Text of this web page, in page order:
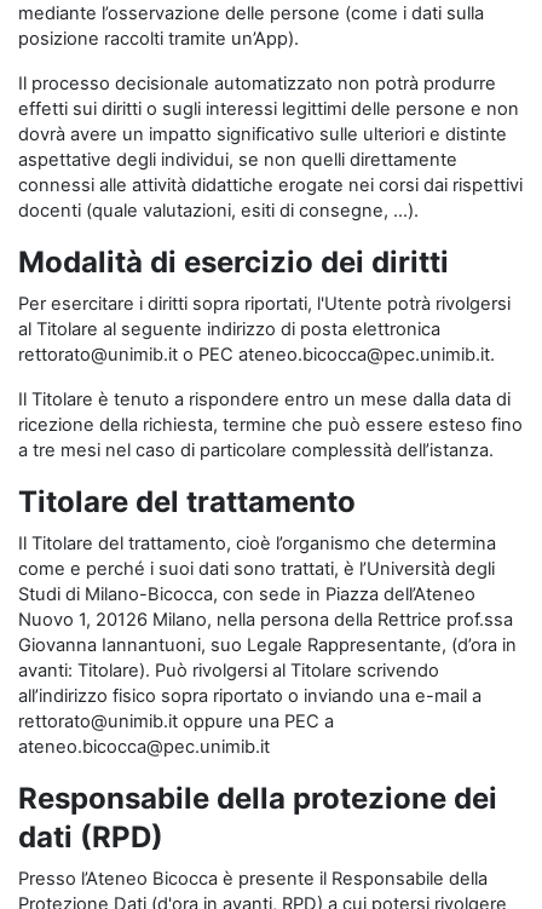
mediante l’osservazione delle persone (come i dati sulla
posizione raccolti tramite un’App).
Il processo decisionale automatizzato non potrà produrre
effetti sui diritti o sugli interessi legittimi delle persone e non
dovrà avere un impatto significativo sulle ulteriori e distinte
aspettative degli individui, se non quelli direttamente
connessi alle attività didattiche erogate nei corsi dai rispettivi
docenti (quale valutazioni, esiti di consegne, …).
Modalità di esercizio dei diritti
Per esercitare i diritti sopra riportati, l'Utente potrà rivolgersi
al Titolare al seguente indirizzo di posta elettronica
rettorato@unimib.it o PEC ateneo.bicocca@pec.unimib.it.
Il Titolare è tenuto a rispondere entro un mese dalla data di
ricezione della richiesta, termine che può essere esteso fino
a tre mesi nel caso di particolare complessità dell’istanza.
Titolare del trattamento
Il Titolare del trattamento, cioè l’organismo che determina
come e perché i suoi dati sono trattati, è l’Università degli
Studi di Milano-Bicocca, con sede in Piazza dell’Ateneo
Nuovo 1, 20126 Milano, nella persona della Rettrice prof.ssa
Giovanna Iannantuoni, suo Legale Rappresentante, (d’ora in
avanti: Titolare). Può rivolgersi al Titolare scrivendo
all’indirizzo fisico sopra riportato o inviando una e-mail a
rettorato@unimib.it oppure una PEC a
ateneo.bicocca@pec.unimib.it
Responsabile della protezione dei
dati (RPD)
Presso l’Ateneo Bicocca è presente il Responsabile della
Protezione Dati (d'ora in avanti, RPD) a cui potersi rivolgere